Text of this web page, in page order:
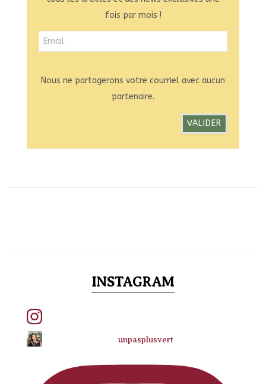
fois par mois !
Nous ne partagerons votre courriel avec aucun
partenaire.
INSTAGRAM
unpasplusvert